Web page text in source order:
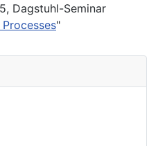
Dagstuhl-Seminar
"